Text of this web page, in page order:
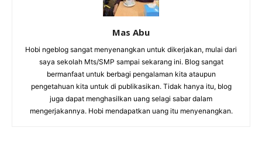
Mas Abu
Hobi ngeblog sangat menyenangkan untuk dikerjakan, mulai dari
saya sekolah Mts/SMP sampai sekarang ini. Blog sangat
bermanfaat untuk berbagi pengalaman kita ataupun
pengetahuan kita untuk di publikasikan. Tidak hanya itu, blog
juga dapat menghasilkan uang selagi sabar dalam
mengerjakannya. Hobi mendapatkan uang itu menyenangkan.